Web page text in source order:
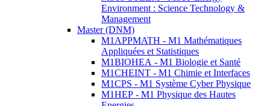
Environment : Science Technology &
Management
Master (DNM)
M1APPMATH - M1 Mathématiques
Appliquées et Statistiques
M1BIOHEA - M1 Biologie et Santé
M1CHEINT - M1 Chimie et Interfaces
M1CPS - M1 Système Cyber Physique
M1HEP - M1 Physique des Hautes